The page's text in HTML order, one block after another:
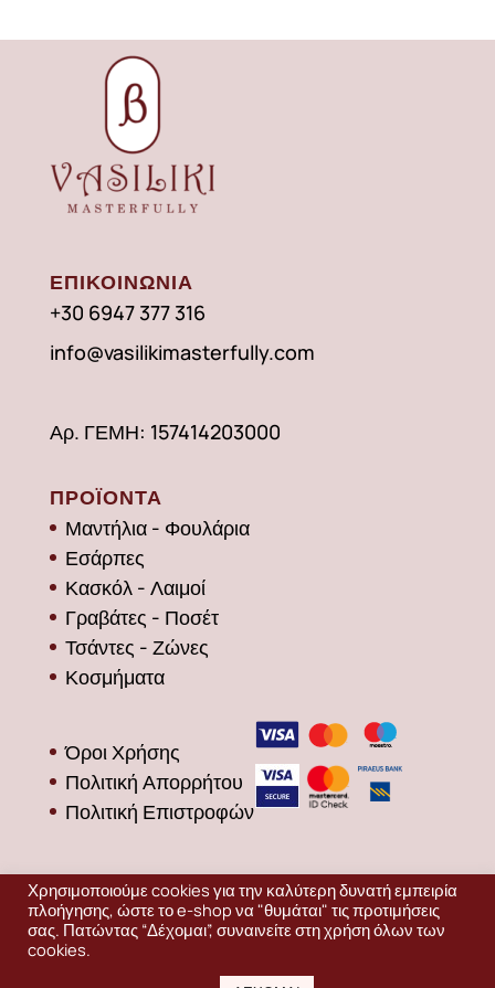
ΕΠΙΚΟΙΝΩΝΙΑ
+30 6947 377 316
info@vasilikimasterfully.com
Αρ. ΓΕΜΗ: 157414203000
ΠΡΟΪΟΝΤΑ
Μαντήλια - Φουλάρια
Εσάρπες
Κασκόλ - Λαιμοί
Γραβάτες - Ποσέτ
Τσάντες - Ζώνες
Κοσμήματα
Όροι Χρήσης
Πολιτική Απορρήτου
Πολιτική Επιστροφών
Χρησιμοποιούμε cookies για την καλύτερη δυνατή εμπειρία
πλοήγησης, ώστε το e-shop να "θυμάται" τις προτιμήσεις
σας. Πατώντας “Δέχομαι”, συναινείτε στη χρήση όλων των
cookies.